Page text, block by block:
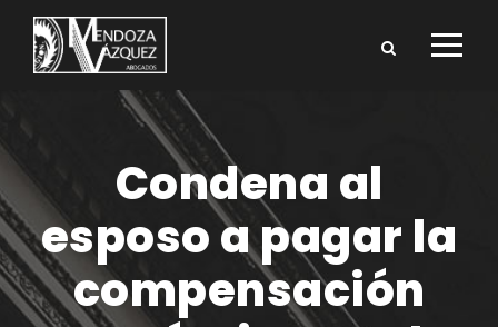
Condena al
esposo a pagar la
compensación